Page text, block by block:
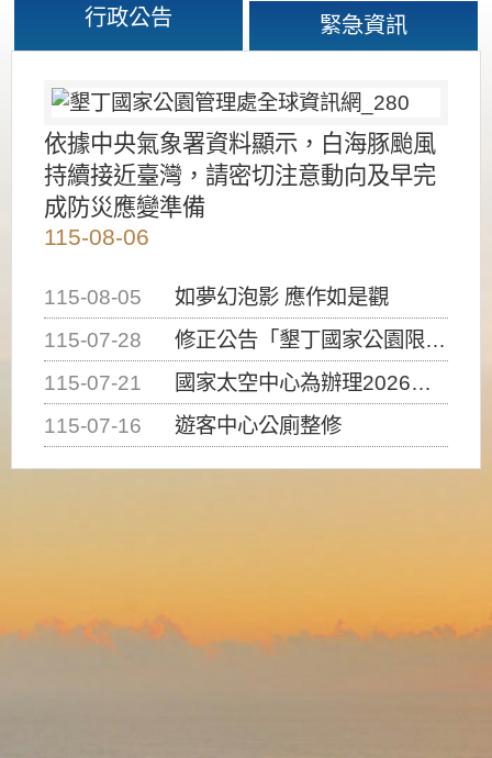
行政公告 緊急資訊
依據中央氣象署資料顯示，白海豚颱風
持續接近臺灣，請密切注意動向及早完
成防災應變準備
115-08-06
115-08-05
如夢幻泡影 應作如是觀
115-07-28
修正公告「墾丁國家公園限制水域遊憩活動之種類、範圍、時間及行為」，自即日生效。
115-07-21
國家太空中心為辦理2026台灣盃火箭競賽，陸、海、空域警戒及協調相關事宜，因颱風備案事宜
115-07-16
遊客中心公廁整修